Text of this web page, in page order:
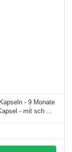
- 9 Monate
- mit sch ...